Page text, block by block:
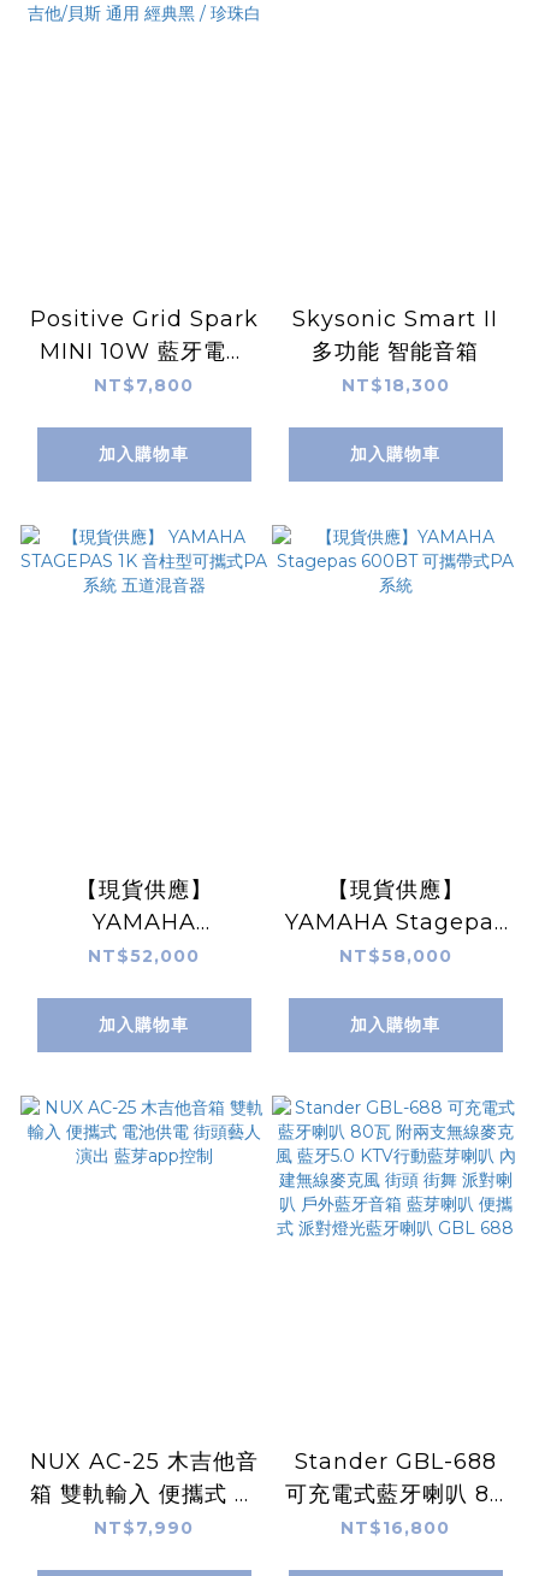
Positive Grid Spark
MINI 10W 藍牙電吉
他音箱 電吉他/木吉
珍珠白
NT$7,800
加入購物車
Skysonic Smart II
多功能 智能音箱
NT$18,300
加入購物車
【現貨供應】
YAMAHA
STAGEPAS 1K 音柱
混音器
NT$52,000
加入購物車
【現貨供應】
YAMAHA Stagepas
600BT 可攜帶式PA
NT$58,000
加入購物車
NUX AC-25 木吉他音
箱 雙軌輸入 便攜式 電
池供電 街頭藝人演出
NT$7,990
Stander GBL-688
可充電式藍牙喇叭 80
瓦 附兩支無線麥克風
NT$16,800